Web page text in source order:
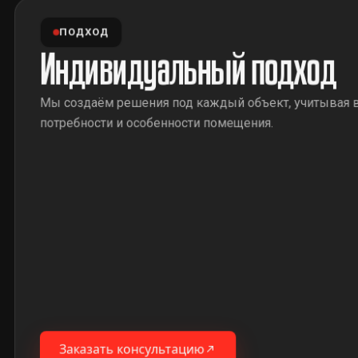
ПОДХОД
Индивидуальный подход
Мы создаём решения под каждый объект, учитывая
потребности и особенности помещения.
Заказать консультацию